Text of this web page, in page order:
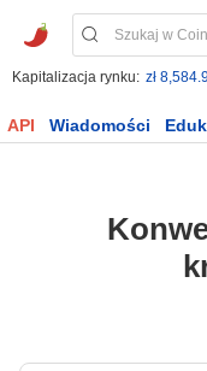
Kapitalizacja rynku: zł
API Wiadomości